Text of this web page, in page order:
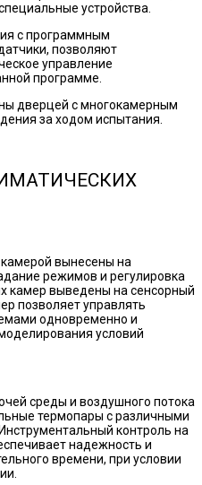
устройства.
с программным
позволяют
управление
программе.
дверцей с многокамерным
за ходом испытания.
вынесены на
режимов и регулировка
камер выведены на сенсорный
позволяет управлять
одновременно и
условий
среды и воздушного потока
термопары с различными
контроль на
надежность и
времени, при условии